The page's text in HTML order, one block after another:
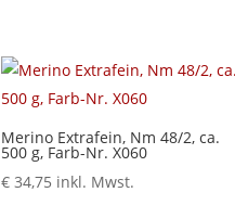
Merino Extrafein, Nm 48/2, ca.
500 g, Farb-Nr. X060
€ 34,75 inkl. Mwst.